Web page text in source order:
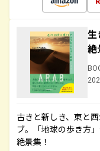
生
絶
古きと新しき、東と
ブ。「地球の歩き方
絶景集！